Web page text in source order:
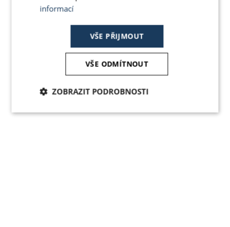
informací
VŠE PŘIJMOUT
VŠE ODMÍTNOUT
ZOBRAZIT PODROBNOSTI
Nezbytně
Analytika Marketing